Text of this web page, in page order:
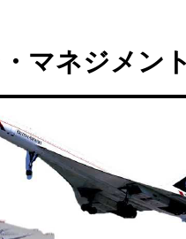
マネジメン